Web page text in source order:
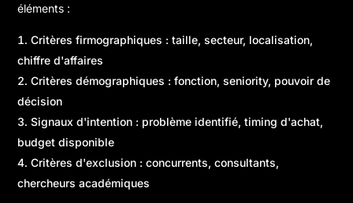
éléments :
Critères firmographiques : taille, secteur, localisation,
chiffre d'affaires
Critères démographiques : fonction, seniority, pouvoir de
décision
Signaux d'intention : problème identifié, timing d'achat,
budget disponible
Critères d'exclusion : concurrents, consultants,
chercheurs académiques